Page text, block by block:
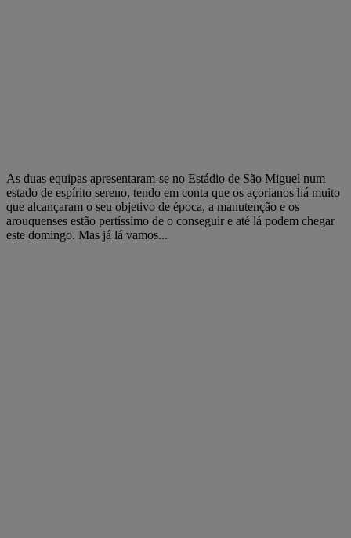
As duas equipas apresentaram-se no Estádio de São Miguel num
estado de espírito sereno, tendo em conta que os açorianos há muito
que alcançaram o seu objetivo de época, a manutenção e os
arouquenses estão pertíssimo de o conseguir e até lá podem chegar
este domingo. Mas já lá vamos...